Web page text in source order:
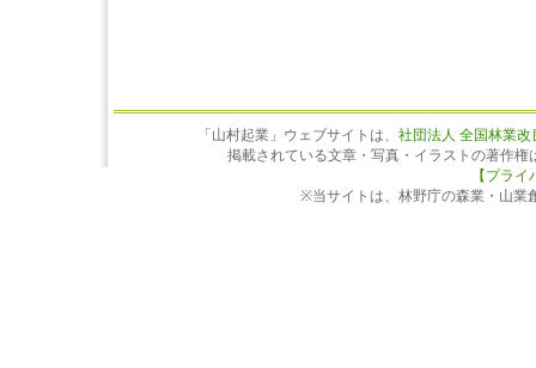
「山村起業」ウェブサイトは、 社団法人 全国林業
掲載されている文章・写真・イラストの著作
【プラ
※当サイトは、林野庁の森業・山業